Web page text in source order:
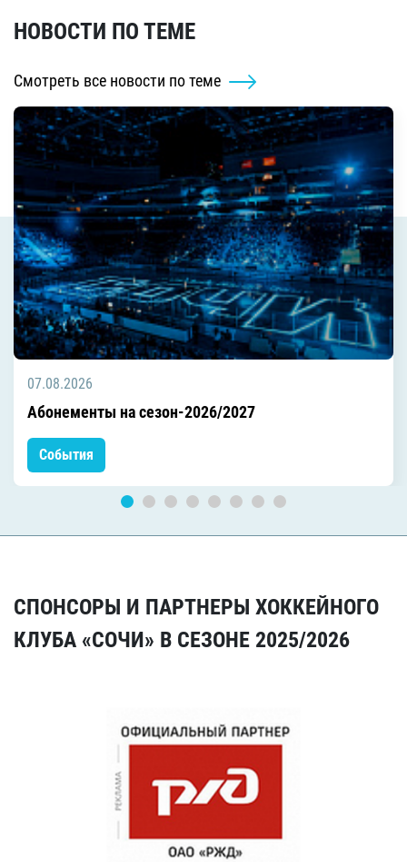
НОВОСТИ ПО ТЕМЕ
Смотреть все новости по теме
07.08.2026
Абонементы на сезон-2026/2027
События
СПОНСОРЫ И ПАРТНЕРЫ ХОККЕЙНОГО
КЛУБА «СОЧИ» В СЕЗОНЕ 2025/2026